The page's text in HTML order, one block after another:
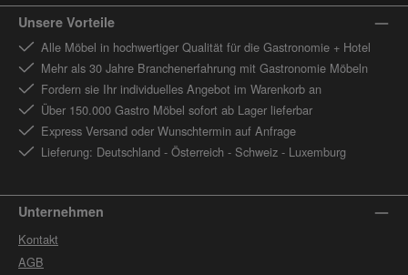
Unsere Vorteile
Alle Möbel in hochwertiger Qualität für die Gastronomie + Hotel
Mehr als 30 Jahre Branchenerfahrung mit Gastronomie Möbeln
Fordern sie Ihr individuelles Angebot im Warenkorb an
Über 150.000 Gastro Möbel sofort ab Lager lieferbar
Express Versand oder Wunschtermin auf Anfrage
Lieferung: Deutschland - Österreich - Schweiz - Luxemburg
Unternehmen
Kontakt
AGB